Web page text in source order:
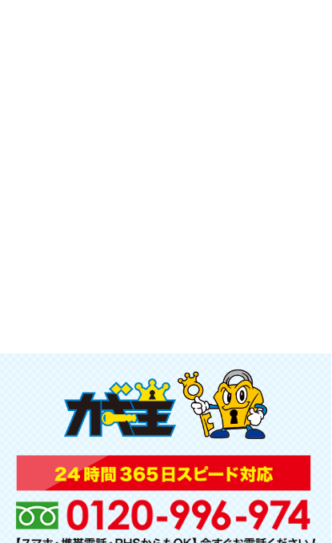
鍵の解錠と開錠の違いって？鍵開けの費用相場に
ついても
2020.05.27
小山 小山台 戸越